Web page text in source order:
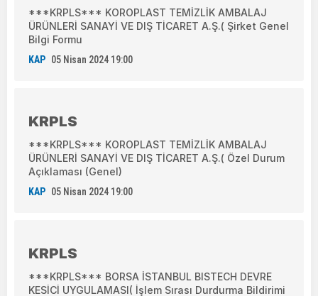
***KRPLS*** KOROPLAST TEMİZLİK AMBALAJ
ÜRÜNLERİ SANAYİ VE DIŞ TİCARET A.Ş.( Şirket Genel
Bilgi Formu
KAP 05 Nisan 2024 19:00
KRPLS
***KRPLS*** KOROPLAST TEMİZLİK AMBALAJ
ÜRÜNLERİ SANAYİ VE DIŞ TİCARET A.Ş.( Özel Durum
Açıklaması (Genel)
KAP 05 Nisan 2024 19:00
KRPLS
***KRPLS*** BORSA İSTANBUL BISTECH DEVRE
KESİCİ UYGULAMASI( İşlem Sırası Durdurma Bildirimi